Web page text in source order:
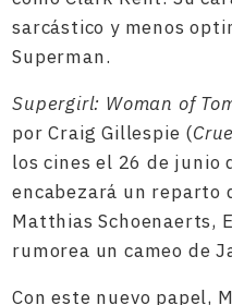
sarcástico y menos
Superman.
Supergirl: Woman of
por Craig Gillespie (
los cines el 26 de junio
encabezará un reparto
Matthias Schoenaerts,
rumorea un cameo de
Con este nuevo papel,